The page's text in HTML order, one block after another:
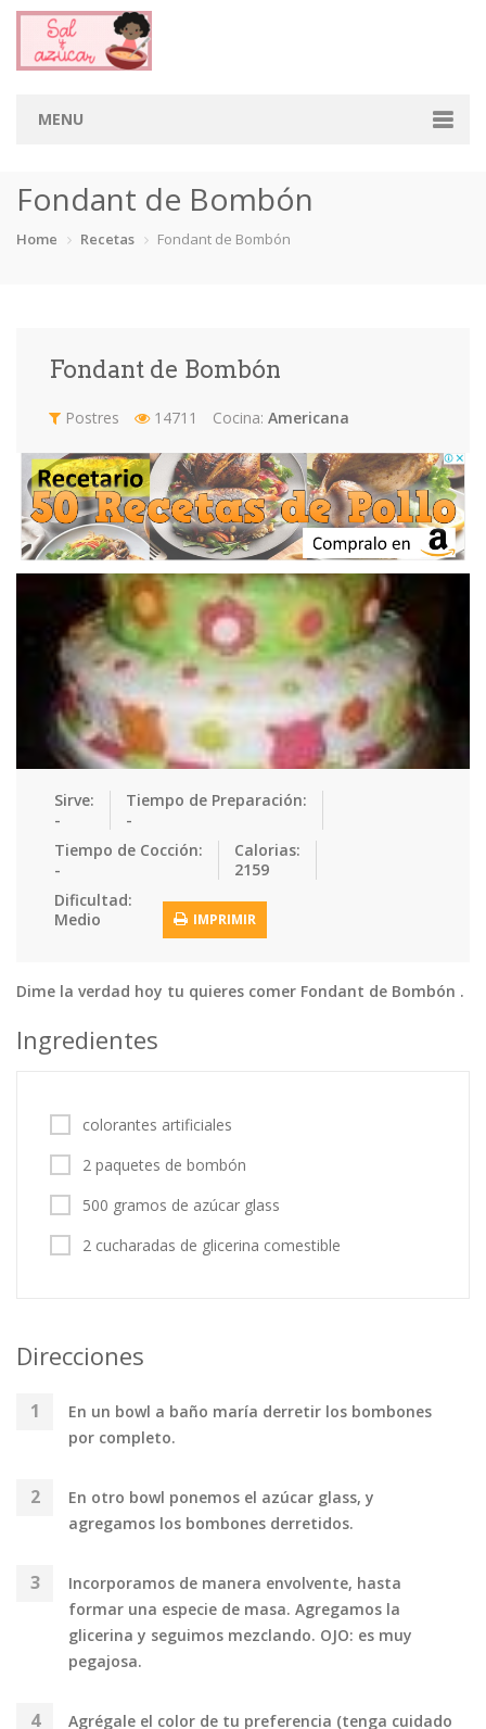
MENU
Categorias
Ensaladas Equipment Frutas Galletas
Gelatinas Guarnicion… Helados Hot Dogs
Huevos Mariscos Mermeladas Muffins
Panes Para Niños Pastas Pasteles
Pescados Pizzas Platos Fue… Pollo
Postres Recetas de… Recetas Do… Recetas Fá…
Recetas Na…
Sandwiches Snacks
Tacos
Tortas Vegetales
Vegetarian…
Recetas
Contáctanos
Entrar / Registrarse
Fondant de Bombón
Home Recetas Fondant de Bombón
Fondant de Bombón
Postres 14711 Cocina: Americana
Sirve:
-
Tiempo de Preparación:
-
Tiempo de Cocción:
-
Calorias:
2159
Dificultad:
Medio
IMPRIMIR
Dime la verdad hoy tu quieres comer Fondant de Bombón .
Ingredientes
colorantes artificiales
2 paquetes de bombón
500 gramos de azúcar glass
2 cucharadas de glicerina comestible
Direcciones
En un bowl a baño maría derretir los bombones
por completo.
En otro bowl ponemos el azúcar glass, y
agregamos los bombones derretidos.
Incorporamos de manera envolvente, hasta
formar una especie de masa. Agregamos la
glicerina y seguimos mezclando. OJO: es muy
pegajosa.
Agrégale el color de tu preferencia (tenga cuidado